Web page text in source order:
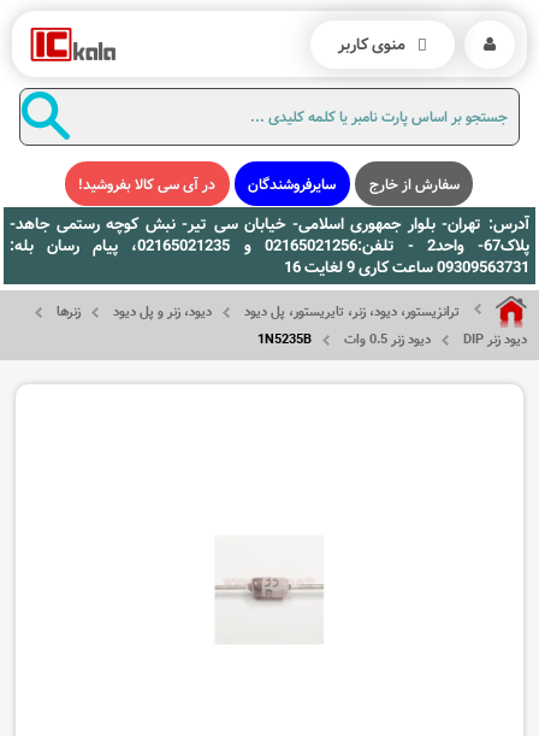
سفارش از خارج سایرفروشندگان در آی سی کالا بفروشید!
آدرس: تهران- بلوار جمهوری اسلامی- خیابان سی تیر- نبش کوچه رستمی جاهد-
پلاک67- واحد2 - تلفن:02165021256 و 02165021235، پیام رسان بله:
09309563731 ساعت کاری 9 لغایت 16
ترانزیستور، دیود، زنر، تایریستور، پل دیود دیود، زنر و پل دیود
زنرها
دیود زنر DIP
دیود زنر 0.5 وات 1N5235B
منوی کاربر